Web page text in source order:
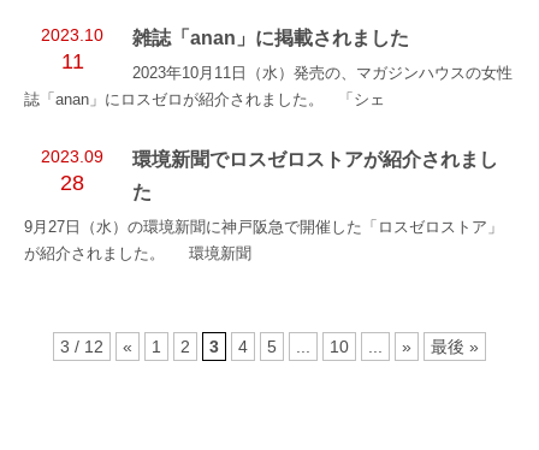
2023.10
11
雑誌「anan」に掲載されました
2023年10月11日（水）発売の、マガジンハウスの女性
誌「anan」にロスゼロが紹介されました。 「シェ
2023.09
28
環境新聞でロスゼロストアが紹介されまし
た
9月27日（水）の環境新聞に神戸阪急で開催した「ロスゼロストア」
が紹介されました。 環境新聞
3 / 12 « 1 2 3 4 5 10 » 最後 »